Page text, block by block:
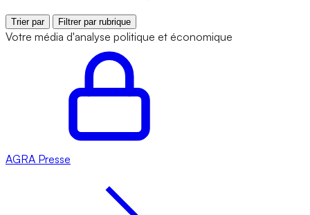
Trier par Filtrer par rubrique
Votre média d'analyse politique et économique
AGRA Presse